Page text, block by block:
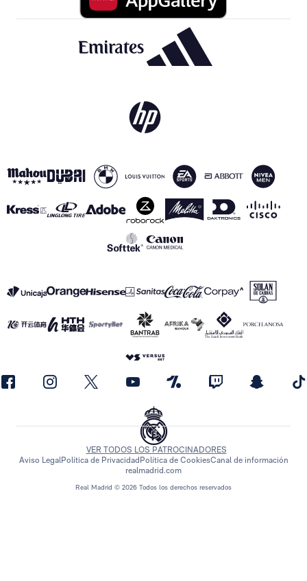
Real Madrid © 2026 Todos los derechos reservados
VER TODOS LOS PATROCINADORES
Aviso LegalPolítica de Privacidad Política de CookiesCanal de información
realmadrid.com